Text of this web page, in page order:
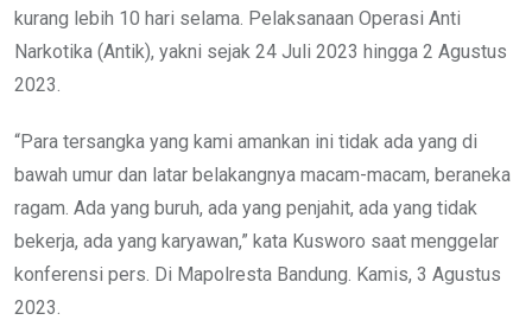
kurang lebih 10 hari selama. Pelaksanaan Operasi Anti
Narkotika (Antik), yakni sejak 24 Juli 2023 hingga 2 Agustus
2023.
“Para tersangka yang kami amankan ini tidak ada yang di
bawah umur dan latar belakangnya macam-macam, beraneka
ragam. Ada yang buruh, ada yang penjahit, ada yang tidak
bekerja, ada yang karyawan,” kata Kusworo saat menggelar
konferensi pers. Di Mapolresta Bandung. Kamis, 3 Agustus
2023.